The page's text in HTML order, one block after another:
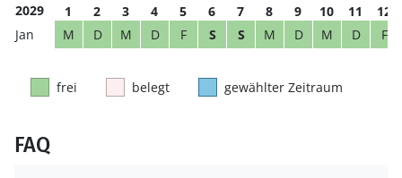
2029 1 2 3 4 5 6 7 8 9 10 11
12
M
D M D F S S M D M D F
frei belegt gewählter Zeitraum
FAQ